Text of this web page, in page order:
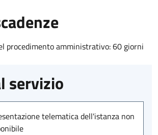
procedimento amministrativo: 60 giorni
servizio
telematica dell'istanza non